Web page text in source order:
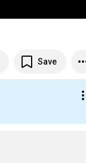
Save